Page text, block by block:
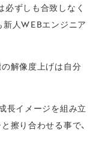
ずしも合致しなく
新人WEBエンジニア
解像度上げは自分
長イメージを組み立
擦り合わせる事で、